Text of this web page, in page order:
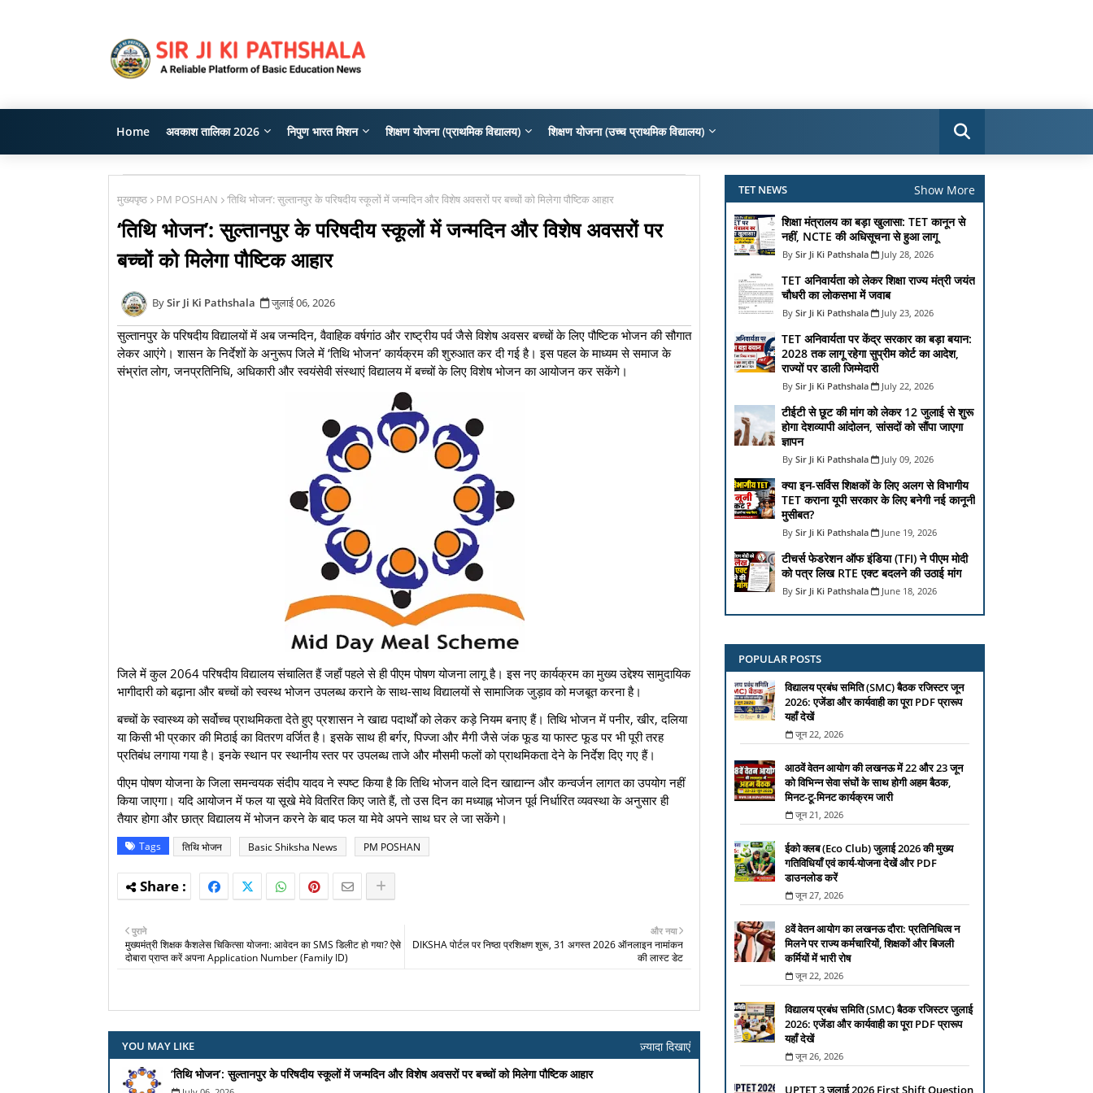
Home अवकाश तालिका 2026 निपुण भारत मिशन शिक्षण योजना (प्राथमिक विद्यालय) शिक्षण योजना (उच्च प्राथमिक विद्यालय)
मुख्यपृष्ठ PM POSHAN ‘तिथि भोजन’: सुल्तानपुर के परिषदीय स्कूलों में जन्मदिन और विशेष अवसरों पर बच्चों को मिलेगा पौष्टिक आहार
‘तिथि भोजन’: सुल्तानपुर के परिषदीय स्कूलों में जन्मदिन और विशेष अवसरों पर
बच्चों को मिलेगा पौष्टिक आहार
Sir Ji Ki Pathshala जुलाई 06, 2026
सुल्तानपुर के परिषदीय विद्यालयों में अब जन्मदिन, वैवाहिक वर्षगांठ और राष्ट्रीय पर्व जैसे विशेष अवसर बच्चों के लिए पौष्टिक भोजन की सौगात
लेकर आएंगे। शासन के निर्देशों के अनुरूप जिले में ‘तिथि भोजन’ कार्यक्रम की शुरुआत कर दी गई है। इस पहल के माध्यम से समाज के
संभ्रांत लोग, जनप्रतिनिधि, अधिकारी और स्वयंसेवी संस्थाएं विद्यालय में बच्चों के लिए विशेष भोजन का आयोजन कर सकेंगे।
​जिले में कुल 2064 परिषदीय विद्यालय संचालित हैं जहाँ पहले से ही पीएम पोषण योजना लागू है। इस नए कार्यक्रम का मुख्य उद्देश्य सामुदायिक
भागीदारी को बढ़ाना और बच्चों को स्वस्थ भोजन उपलब्ध कराने के साथ-साथ विद्यालयों से सामाजिक जुड़ाव को मजबूत करना है।
​बच्चों के स्वास्थ्य को सर्वोच्च प्राथमिकता देते हुए प्रशासन ने खाद्य पदार्थों को लेकर कड़े नियम बनाए हैं। तिथि भोजन में पनीर, खीर, दलिया
या किसी भी प्रकार की मिठाई का वितरण वर्जित है। इसके साथ ही बर्गर, पिज्जा और मैगी जैसे जंक फूड या फास्ट फूड पर भी पूरी तरह
प्रतिबंध लगाया गया है। इनके स्थान पर स्थानीय स्तर पर उपलब्ध ताजे और मौसमी फलों को प्राथमिकता देने के निर्देश दिए गए हैं।
​पीएम पोषण योजना के जिला समन्वयक संदीप यादव ने स्पष्ट किया है कि तिथि भोजन वाले दिन खाद्यान्न और कन्वर्जन लागत का उपयोग नहीं
किया जाएगा। यदि आयोजन में फल या सूखे मेवे वितरित किए जाते हैं, तो उस दिन का मध्याह्न भोजन पूर्व निर्धारित व्यवस्था के अनुसार ही
तैयार होगा और छात्र विद्यालय में भोजन करने के बाद फल या मेवे अपने साथ घर ले जा सकेंगे।
Tags तिथि भोजन Basic Shiksha News PM POSHAN
और नया
DIKSHA पोर्टल पर निष्ठा प्रशिक्षण शुरू, 31 अगस्त 2026 ऑनलाइन नामांकन
की लास्ट डेट
पुराने
मुख्यमंत्री शिक्षक कैशलेस चिकित्सा योजना: आवेदन का SMS डिलीट हो गया? ऐसे
दोबारा प्राप्त करें अपना Application Number (Family ID)
YOU MAY LIKE
ज़्यादा दिखाएं
‘तिथि भोजन’: सुल्तानपुर के परिषदीय स्कूलों में जन्मदिन और विशेष अवसरों पर बच्चों को मिलेगा पौष्टिक आहार
TET NEWS Show More
शिक्षा मंत्रालय का बड़ा खुलासा: TET कानून से
नहीं, NCTE की अधिसूचना से हुआ लागू
Sir Ji Ki Pathshala July 28, 2026
TET अनिवार्यता को लेकर शिक्षा राज्य मंत्री जयंत
चौधरी का लोकसभा में जवाब
Sir Ji Ki Pathshala July 23, 2026
TET अनिवार्यता पर केंद्र सरकार का बड़ा बयान:
2028 तक लागू रहेगा सुप्रीम कोर्ट का आदेश,
राज्यों पर डाली जिम्मेदारी
Sir Ji Ki Pathshala July 22, 2026
टीईटी से छूट की मांग को लेकर 12 जुलाई से शुरू
होगा देशव्यापी आंदोलन, सांसदों को सौंपा जाएगा
ज्ञापन
Sir Ji Ki Pathshala July 09, 2026
क्या इन-सर्विस शिक्षकों के लिए अलग से विभागीय
TET कराना यूपी सरकार के लिए बनेगी नई कानूनी
मुसीबत?
Sir Ji Ki Pathshala June 19, 2026
टीचर्स फेडरेशन ऑफ इंडिया (TFI) ने पीएम मोदी
को पत्र लिख RTE एक्ट बदलने की उठाई मांग
Sir Ji Ki Pathshala June 18, 2026
POPULAR POSTS
विद्यालय प्रबंध समिति (SMC) बैठक रजिस्टर जून
2026: एजेंडा और कार्यवाही का पूरा PDF प्रारूप
यहाँ देखें
जून 22, 2026
आठवें वेतन आयोग की लखनऊ में 22 और 23 जून
को विभिन्न सेवा संघों के साथ होगी अहम बैठक,
मिनट-टू-मिनट कार्यक्रम जारी
जून 21, 2026
ईको क्लब (Eco Club) जुलाई 2026 की मुख्य
गतिविधियाँ एवं कार्य-योजना देखें और PDF
डाउनलोड करें
जून 27, 2026
8वें वेतन आयोग का लखनऊ दौरा: प्रतिनिधित्व न
मिलने पर राज्य कर्मचारियों, शिक्षकों और बिजली
कर्मियों में भारी रोष
जून 22, 2026
विद्यालय प्रबंध समिति (SMC) बैठक रजिस्टर जुलाई
2026: एजेंडा और कार्यवाही का पूरा PDF प्रारूप
यहाँ देखें
जून 26, 2026
UPTET 3 जुलाई 2026 First Shift Question